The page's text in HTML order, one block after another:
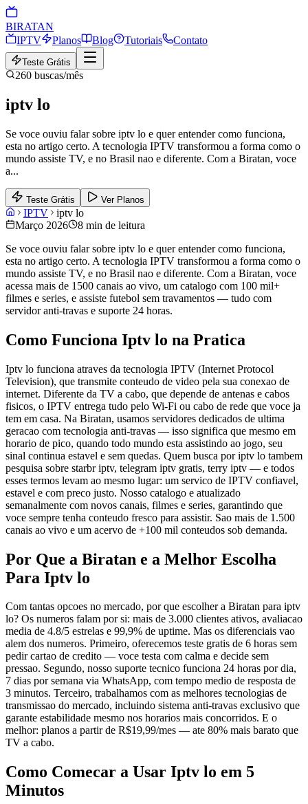
BIRATAN
IPTV
Planos Blog Tutoriais Contato
Teste Grátis
260 buscas/mês
iptv lo
Se voce ouviu falar sobre iptv lo e quer entender como funciona,
esta no artigo certo. A tecnologia IPTV transformou a forma como o
mundo assiste TV, e no Brasil nao e diferente. Com a Biratan, voce
a...
Teste Grátis Ver Planos
IPTV
iptv lo
Março 2026
8 min de leitura
Se voce ouviu falar sobre iptv lo e quer entender como funciona,
esta no artigo certo. A tecnologia IPTV transformou a forma como o
mundo assiste TV, e no Brasil nao e diferente. Com a Biratan, voce
acessa mais de 1500 canais ao vivo, um catalogo com 100 mil+
filmes e series, e assiste futebol sem travamentos — tudo com
servidor anti-travas e suporte 24 horas.
Como Funciona Iptv lo na Pratica
Iptv lo funciona atraves da tecnologia IPTV (Internet Protocol
Television), que transmite conteudo de video pela sua conexao de
internet. Diferente da TV a cabo, que depende de antenas e cabos
fisicos, o IPTV entrega tudo pelo Wi-Fi ou cabo de rede que voce ja
tem em casa. Na Biratan, usamos servidores dedicados de ultima
geracao com tecnologia anti-travas — isso significa que mesmo em
horario de pico, quando todo mundo esta assistindo ao jogo, seu
sinal continua estavel e sem quedas. Quem busca por iptv lo tambem
pesquisa sobre starbr iptv, telegram iptv gratis, terry iptv — e todos
esses termos levam ao mesmo lugar: um servico de IPTV confiavel,
estavel e com preco justo. Nosso catalogo e atualizado
semanalmente com novos canais, filmes e series, garantindo que
voce sempre tenha conteudo fresco para assistir. Sao mais de 1.500
canais ao vivo e um acervo de +100 mil conteudos sob demanda.
Por Que a Biratan e a Melhor Escolha
Para Iptv lo
Com tantas opcoes no mercado, por que escolher a Biratan para iptv
lo? Os numeros falam por si: mais de 3.000 clientes ativos, avaliacao
media de 4.8/5 estrelas e 99,9% de uptime. Mas os diferenciais vao
alem dos numeros. Primeiro, oferecemos teste gratis de 6 horas sem
pedir cartao de credito — voce testa com calma e decide sem
pressao. Segundo, nosso suporte tecnico funciona 24 horas por dia,
7 dias por semana via WhatsApp, com tempo medio de resposta de
3 minutos. Terceiro, trabalhamos com as melhores tecnologias de
transmissao do mercado, incluindo sistema anti-travas exclusivo que
garante estabilidade mesmo nos horarios mais concorridos. E o
melhor: planos a partir de R$19,99/mes — ate 80% mais barato que
TV a cabo.
Como Comecar a Usar Iptv lo em 5
Minutos